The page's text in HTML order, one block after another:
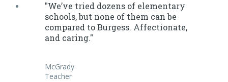
"We’ve tried dozens of elementary
schools, but none of them can be
compared to Burgess. Affectionate,
and caring."
McGrady
Teacher